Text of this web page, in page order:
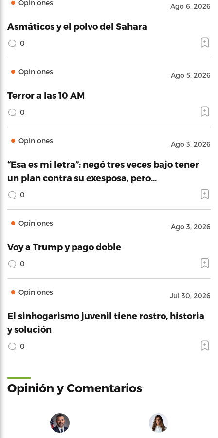
Opiniones Ago 6, 2026
Asmáticos y el polvo del Sahara
0
Opiniones Ago 5, 2026
Terror a las 10 AM
0
Opiniones Ago 3, 2026
“Esa es mi letra”: negó tres veces bajo tener
un plan contra su exesposa, pero…
0
Opiniones Ago 3, 2026
Voy a Trump y pago doble
0
Opiniones Jul 30, 2026
El sinhogarismo juvenil tiene rostro, historia
y solución
0
Opinión y Comentarios